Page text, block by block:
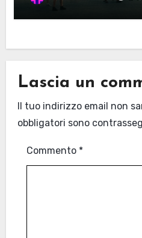
Lascia un
Il tuo indirizzo email non
obbligatori sono
Commento *